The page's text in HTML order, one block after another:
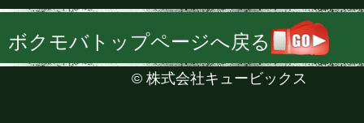
ボクモバトップページへ戻る
© 株式会社キュービックス